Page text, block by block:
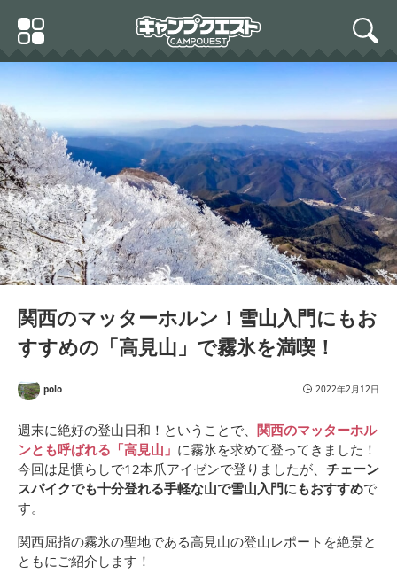
Primary
Menu
search
関西のマッターホルン！雪山入門にもお
すすめの「高見山」で霧氷を満喫！
polo 2022年2月12日
週末に絶好の登山日和！ということで、 関西のマッターホル
ンとも呼ばれる「高見山」 に霧氷を求めて登ってきました！
今回は足慣らしで12本爪アイゼンで登りましたが、 チェーン
スパイクでも十分登れる手軽な山で雪山入門にもおすすめで
す。
関西屈指の霧氷の聖地である高見山の登山レポートを絶景と
ともにご紹介します！